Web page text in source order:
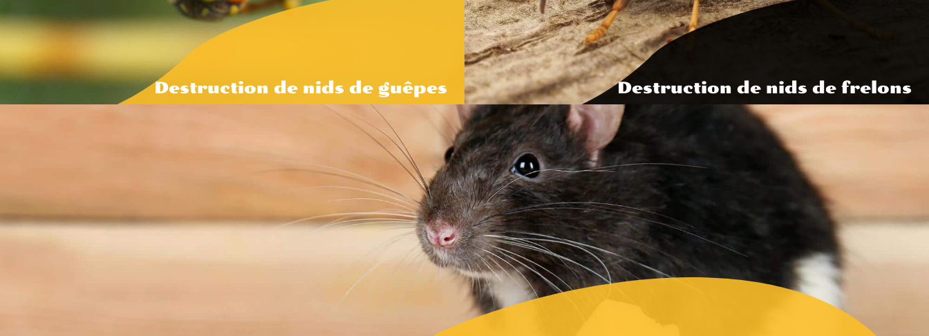
Destruction de nids de guêpes Destruction de nids de frelons